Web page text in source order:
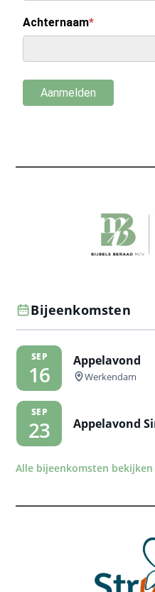
Bijeenkomsten
SEP
16
Appelavond
Werkendam
SEP
23 Appelavond
Alle bijeenkomsten bekijken